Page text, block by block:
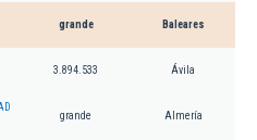
grande Baleares
3.894.533 Ávila
grande Almería